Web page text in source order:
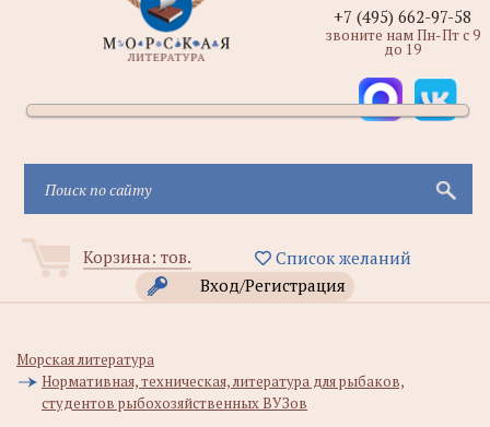
Корзина: тов.
Список желаний
Вход/Регистрация
+7 (495) 662-97-58
звоните нам Пн-Пт с 9
до 19
Морская литература
Нормативная, техническая, литература для рыбаков,
студентов рыбохозяйственных ВУЗов